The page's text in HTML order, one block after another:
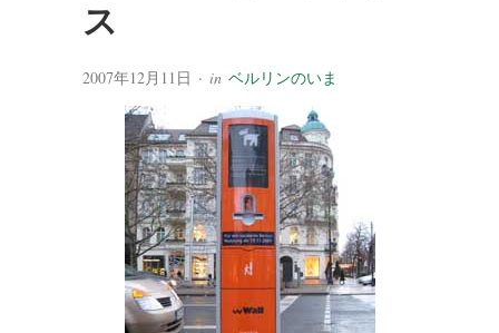
ス
2007年12月11日 · in ベルリンのいま